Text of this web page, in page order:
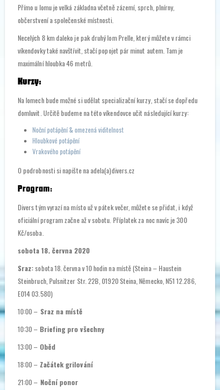
Přímo u lomu je velká základna včetně zázemí, sprch, plnírny,
občerstvení a společenské místnosti.
Necelých 8 km daleko je pak druhý lom Prelle, který můžete v rámci
víkendovky také navštívit, stačí popojet pár minut autem. Tam je
maximální hloubka 46 metrů.
Kurzy:
Na lomech bude možné si udělat specializační kurzy, stačí se dopředu
domluvit. Určitě budeme na této víkendovce učit následující kurzy:
Noční potápění & omezená viditelnost
Hloubkové potápění
Vrakového potápění
O podrobnosti si napište na adela(a)divers.cz
Program:
Divers tým vyrazí na místo už v pátek večer, můžete se přidat, i když
oficiální program začne až v sobotu. Příplatek za noc navíc je 300
Kč/osoba.
sobota 18. června 2020
Sraz:sobota 18. června v 10 hodin na místě (Steina – Haustein
Steinbruch, Pulsnitzer Str. 22B, 01920 Steina, Německo, N51 12.286,
E014 03.580)
10:00 – Sraz na místě
10:30 – Briefing pro všechny
13:00 – Oběd
18:00 – Začátek grilování
21:00 – Noční ponor